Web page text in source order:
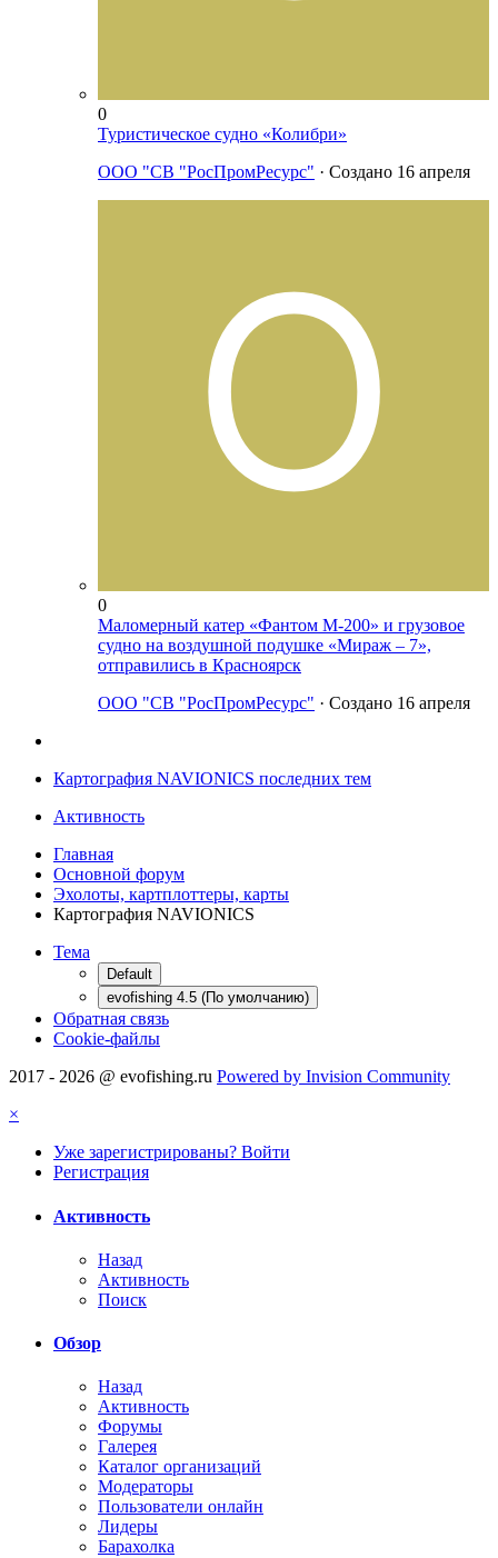
0
Туристическое судно «Колибри»
ООО "СВ "РосПромРесурс" · Создано 16 апреля
0
Маломерный катер «Фантом М-200» и грузовое
судно на воздушной подушке «Мираж – 7»,
отправились в Красноярск
ООО "СВ "РосПромРесурс" · Создано 16 апреля
Картография NAVIONICS последних тем
Активность
Главная
Основной форум
Эхолоты, картплоттеры, карты
Картография NAVIONICS
Тема
Default
evofishing 4.5 (По умолчанию)
Обратная связь
Cookie-файлы
2017 - 2026 @ evofishing.ru Powered by Invision Community
×
Уже зарегистрированы? Войти
Регистрация
Активность
Назад
Активность
Поиск
Обзор
Назад
Активность
Форумы
Галерея
Каталог организаций
Модераторы
Пользователи онлайн
Лидеры
Барахолка